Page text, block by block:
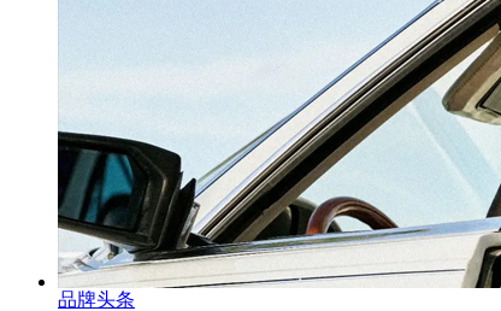
品牌头条